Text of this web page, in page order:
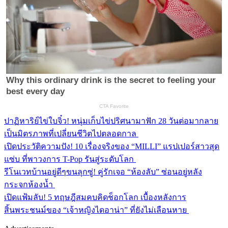
ปาฏิหาริย์ไข่ใบจิ๋ว! หนุ่มเก็บไข่ปริศนามาฟัก 28 วันต่อมากลาย
เป็นมิตรภาพที่เปลี่ยนชีวิตไปตลอดกาล
เปิดประวัติความปัง! 10 เรื่องจริงของ “MILLI” แรปเปอร์สาวสุด
แซ่บ ที่พาวงการ T-Pop รันสู่ระดับโลก
รีโนเวทบ้านอยู่ดีๆขนลุกซู่! คู่รักเจอ “ห้องลับ” ซ่อนอยู่หลัง
กระจกห้องน้ำ
เปิดแฟ้มลับ! 5 ทฤษฎีสมคบคิดช็อกโลก เบื้องหลังการ
สิ้นพระชนม์ของ “เจ้าหญิงไดอาน่า” ที่ยังไม่เลือนหาย